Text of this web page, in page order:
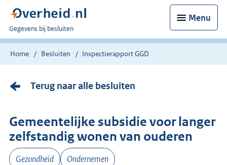
Menu
U
bent
nu
Gegevens bij besluiten
Home Besluiten Inspectierapport GGD
Terug naar alle besluiten
Gemeentelijke subsidie voor langer
zelfstandig wonen van ouderen
Gezondheid
Ondernemen